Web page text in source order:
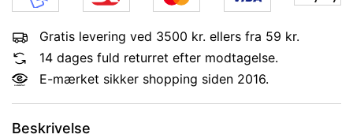
Gratis levering ved 3500 kr. ellers fra 59 kr.
14 dages fuld returret efter modtagelse.
E-mærket sikker shopping siden 2016.
Beskrivelse